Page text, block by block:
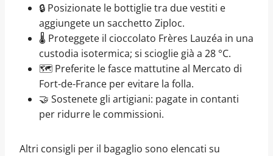
🔒 Posizionate le bottiglie tra due vestiti e
aggiungete un sacchetto Ziploc.
🌡️ Proteggete il cioccolato Frères Lauzéa in una
custodia isotermica; si scioglie già a 28 °C.
🗺️ Preferite le fasce mattutine al Mercato di
Fort-de-France per evitare la folla.
🤝 Sostenete gli artigiani: pagate in contanti
per ridurre le commissioni.
Altri consigli per il bagaglio sono elencati su